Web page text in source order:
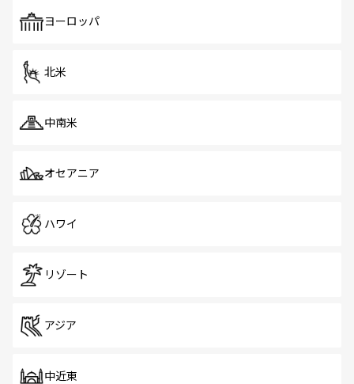
で、ホーカーズは地元の風情を楽しめる外せないスポット
ヨーロッパ
北米
中南米
オセアニア
ハワイ
リゾート
アジア
中近東